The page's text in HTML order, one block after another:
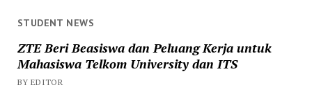
STUDENT NEWS
ZTE Beri Beasiswa dan Peluang Kerja untuk
Mahasiswa Telkom University dan ITS
BY EDITOR